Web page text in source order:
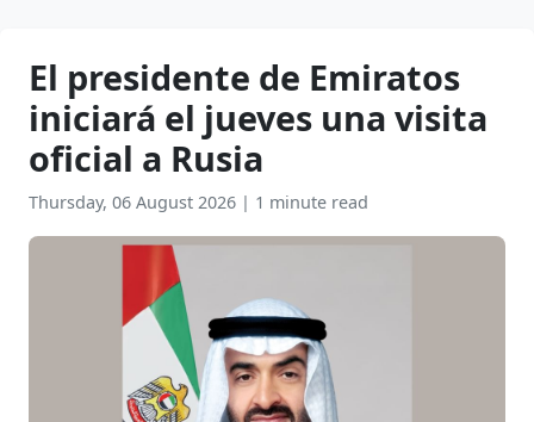
El presidente de Emiratos
iniciará el jueves una visita
oficial a Rusia
Thursday, 06 August 2026 | 1 minute read